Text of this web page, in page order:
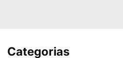
Categorias